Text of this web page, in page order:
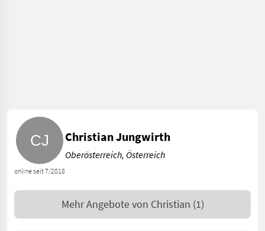
online seit 7/2018
Christian Jungwirth
Oberösterreich, Österreich
Mehr Angebote von Christian (1)